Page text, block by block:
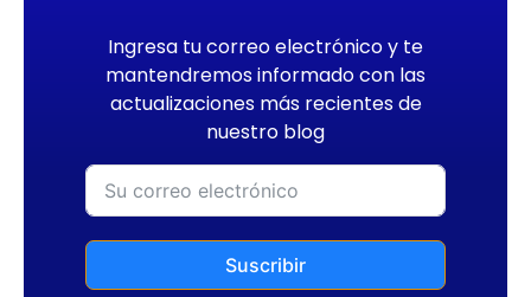
Ingresa tu correo electrónico y te
mantendremos informado con las
actualizaciones más recientes de
nuestro blog
Suscribir